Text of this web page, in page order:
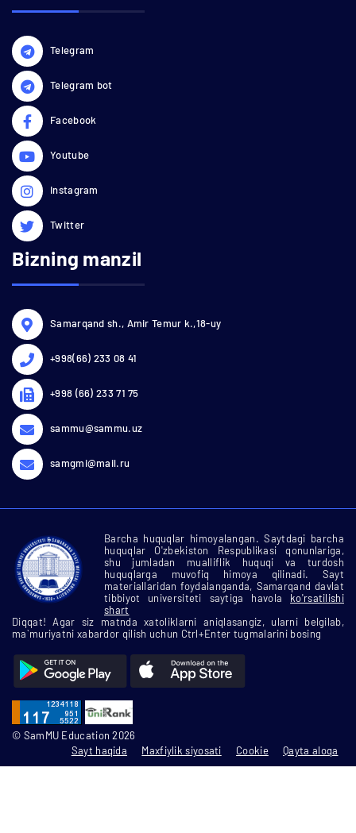
Telegram
Telegram bot
Facebook
Youtube
Instagram
Twitter
Bizning manzil
Samarqand sh., Amir Temur k.,18-uy
+998(66) 233 08 41
+998 (66) 233 71 75
sammu@sammu.uz
samgmi@mail.ru
Barcha huquqlar himoyalangan. Saytdagi barcha
huquqlar O'zbekiston Respublikasi qonunlariga,
shu jumladan mualliflik huquqi va turdosh
huquqlarga muvofiq himoya qilinadi. Sayt
materiallaridan foydalanganda, Samarqand davlat
tibbiyot universiteti saytiga havola ko'rsatilishi
shart
Diqqat! Agar siz matnda xatoliklarni aniqlasangiz, ularni belgilab,
ma`muriyatni xabardor qilish uchun Ctrl+Enter tugmalarini bosing
© SamMU Education 2026
Sayt haqida
Maxfiylik siyosati Cookie Qayta aloqa